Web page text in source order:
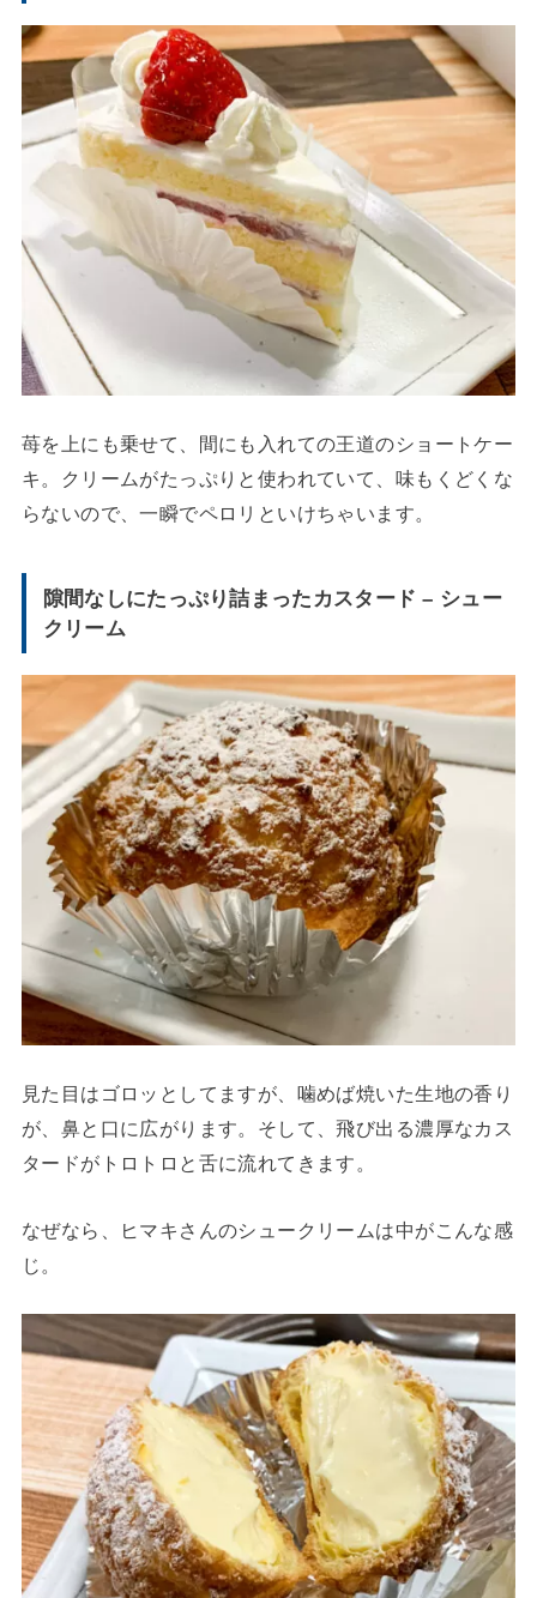
苺を上にも乗せて、間にも入れての王道のショートケー
キ。クリームがたっぷりと使われていて、味もくどくな
らないので、一瞬でペロリといけちゃいます。
隙間なしにたっぷり詰まったカスタード – シュー
クリーム
見た目はゴロッとしてますが、噛めば焼いた生地の香り
が、鼻と口に広がります。そして、飛び出る濃厚なカス
タードがトロトロと舌に流れてきます。
なぜなら、ヒマキさんのシュークリームは中がこんな感
じ。